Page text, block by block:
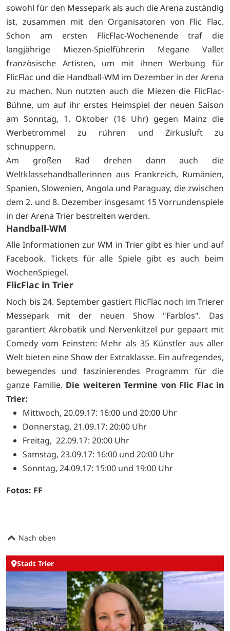
sowohl für den Messepark als auch die Arena zuständig
ist, zusammen mit den Organisatoren von Flic Flac.
Schon am ersten FlicFlac-Wochenende traf die
langjährige Miezen-Spielführerin Megane Vallet
französische Artisten, um mit ihnen Werbung für
FlicFlac und die Handball-WM im Dezember in der Arena
zu machen. Nun nutzten auch die Miezen die FlicFlac-
Bühne, um auf ihr erstes Heimspiel der neuen Saison
am Sonntag, 1. Oktober (16 Uhr) gegen Mainz die
Werbetrommel zu rühren und Zirkusluft zu
schnuppern.
Am großen Rad drehen dann auch die
Weltklassehandballerinnen aus Frankreich, Rumänien,
Spanien, Slowenien, Angola und Paraguay, die zwischen
dem 2. und 8. Dezember insgesamt 15 Vorrundenspiele
in der Arena Trier bestreiten werden.
Handball-WM
Alle Informationen zur WM in Trier gibt es hier und auf
Facebook. Tickets für alle Spiele gibt es auch beim
WochenSpiegel.
FlicFlac in Trier
Noch bis 24. September gastiert FlicFlac noch im Trierer
Messepark mit der neuen Show "Farblos". Das
garantiert Akrobatik und Nervenkitzel pur gepaart mit
Comedy vom Feinsten: Mehr als 35 Künstler aus aller
Welt bieten eine Show der Extraklasse. Ein aufregendes,
bewegendes und faszinierendes Programm für die
ganze Familie. Die weiteren Termine von Flic Flac in
Trier:
Mittwoch, 20.09.17: 16:00 und 20:00 Uhr
Donnerstag, 21.09.17: 20:00 Uhr
Freitag, 22.09.17: 20:00 Uhr
Samstag, 23.09.17: 16:00 und 20:00 Uhr
Sonntag, 24.09.17: 15:00 und 19:00 Uhr
Fotos: FF
Nach oben
Stadt Trier